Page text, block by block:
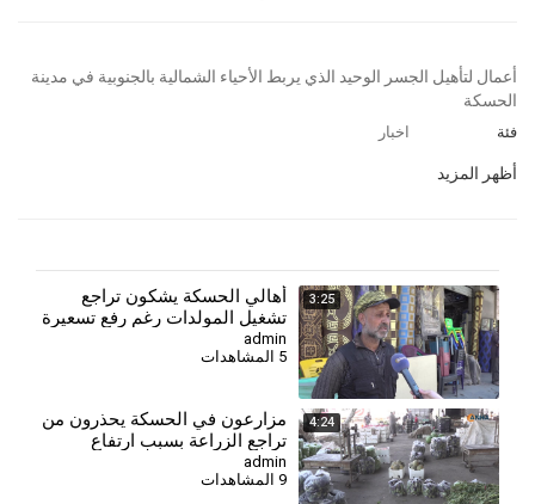
⁣أعمال لتأهيل الجسر الوحيد الذي يربط الأحياء الشمالية بالجنوبية في مدينة
الحسكة
فئة اخبار
أظهر المزيد
3:25
⁣أهالي الحسكة يشكون تراجع
تشغيل المولدات رغم رفع تسعيرة
الأمبير
admin
5 المشاهدات
4:24
⁣مزارعون في الحسكة يحذرون من
تراجع الزراعة بسبب ارتفاع
التكاليف وأزمة العملة
admin
9 المشاهدات